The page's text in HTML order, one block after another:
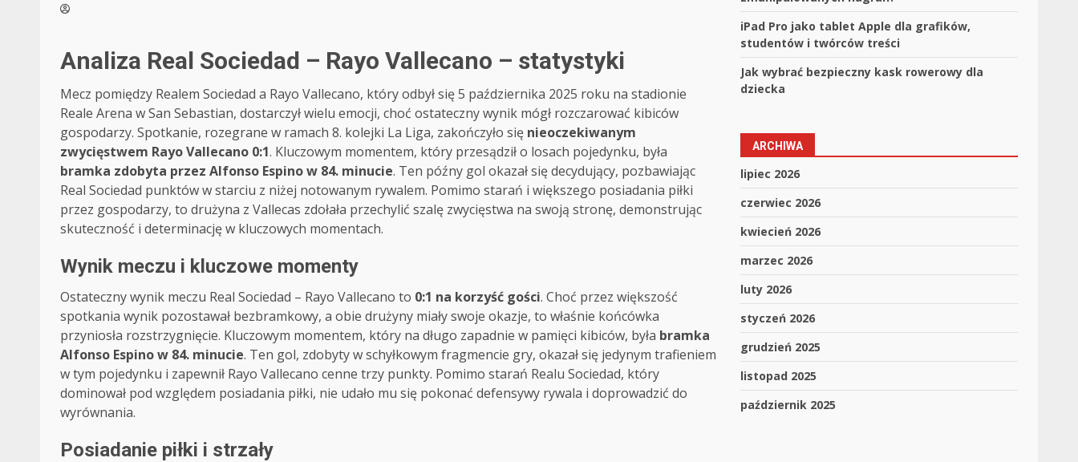
Analiza Real Sociedad – Rayo Vallecano – statystyki
Mecz pomiędzy Realem Sociedad a Rayo Vallecano, który odbył się 5 października 2025 roku na stadionie
Reale Arena w San Sebastian, dostarczył wielu emocji, choć ostateczny wynik mógł rozczarować kibiców
gospodarzy. Spotkanie, rozegrane w ramach 8. kolejki La Liga, zakończyło się nieoczekiwanym
zwycięstwem Rayo Vallecano 0:1. Kluczowym momentem, który przesądził o losach pojedynku, była
bramka zdobyta przez Alfonso Espino w 84. minucie. Ten późny gol okazał się decydujący, pozbawiając
Real Sociedad punktów w starciu z niżej notowanym rywalem. Pomimo starań i większego posiadania piłki
przez gospodarzy, to drużyna z Vallecas zdołała przechylić szalę zwycięstwa na swoją stronę, demonstrując
skuteczność i determinację w kluczowych momentach.
Wynik meczu i kluczowe momenty
Ostateczny wynik meczu Real Sociedad – Rayo Vallecano to 0:1 na korzyść gości. Choć przez większość
spotkania wynik pozostawał bezbramkowy, a obie drużyny miały swoje okazje, to właśnie końcówka
przyniosła rozstrzygnięcie. Kluczowym momentem, który na długo zapadnie w pamięci kibiców, była bramka
Alfonso Espino w 84. minucie. Ten gol, zdobyty w schyłkowym fragmencie gry, okazał się jedynym trafieniem
w tym pojedynku i zapewnił Rayo Vallecano cenne trzy punkty. Pomimo starań Realu Sociedad, który
dominował pod względem posiadania piłki, nie udało mu się pokonać defensywy rywala i doprowadzić do
wyrównania.
Posiadanie piłki i strzały
iPad Pro jako tablet Apple dla grafików,
studentów i twórców treści
Jak wybrać bezpieczny kask rowerowy dla
dziecka
ARCHIWA
lipiec 2026
czerwiec 2026
kwiecień 2026
marzec 2026
luty 2026
styczeń 2026
grudzień 2025
listopad 2025
październik 2025